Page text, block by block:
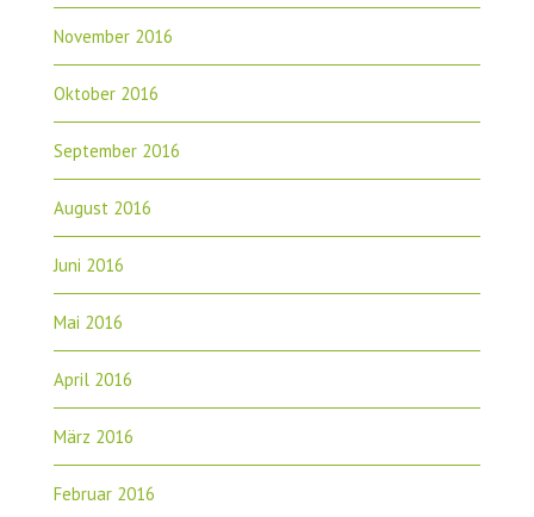
November 2016
Oktober 2016
September 2016
August 2016
Juni 2016
Mai 2016
April 2016
März 2016
Februar 2016